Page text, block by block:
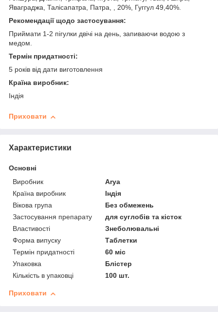
Яваграджа, Талісапатра, Патра, , 20%, Гуггул 49,40%.
Рекомендації щодо застосування:
Приймати 1-2 пігулки двічі на день, запиваючи водою з
медом.
Термін придатності:
5 років від дати виготовлення
Країна виробник:
Індія
Приховати
Характеристики
Основні
Виробник
Arya
Країна виробник
Індія
Вікова група
Без обмежень
Застосування препарату
для суглобів та кісток
Властивості
Знеболювальні
Форма випуску
Таблетки
Термін придатності
60 міс
Упаковка
Блістер
Кількість в упаковці
100 шт.
Приховати